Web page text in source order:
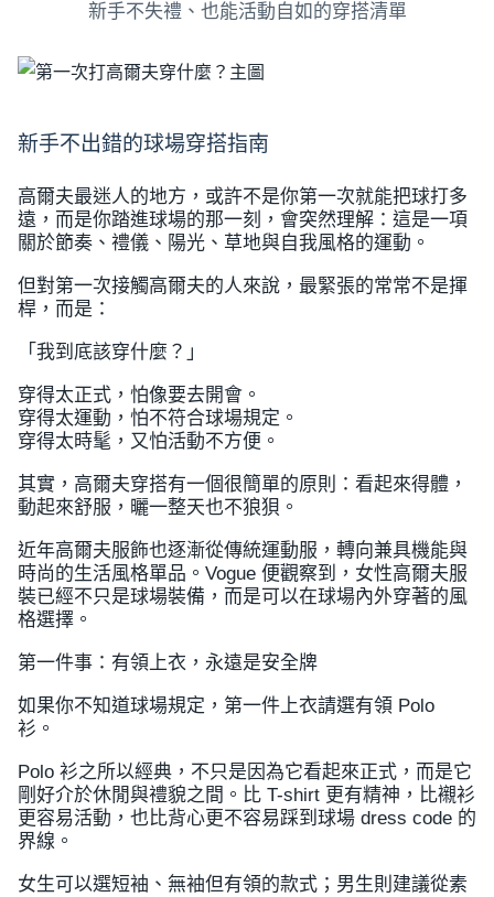
新手不失禮、也能活動自如的穿搭清單
新手不出錯的球場穿搭指南
高爾夫最迷人的地方，或許不是你第一次就能把球打多
遠，而是你踏進球場的那一刻，會突然理解：這是一項
關於節奏、禮儀、陽光、草地與自我風格的運動。
但對第一次接觸高爾夫的人來說，最緊張的常常不是揮
桿，而是：
「我到底該穿什麼？」
穿得太正式，怕像要去開會。
穿得太運動，怕不符合球場規定。
穿得太時髦，又怕活動不方便。
其實，高爾夫穿搭有一個很簡單的原則：看起來得體，
動起來舒服，曬一整天也不狼狽。
近年高爾夫服飾也逐漸從傳統運動服，轉向兼具機能與
時尚的生活風格單品。Vogue 便觀察到，女性高爾夫服
裝已經不只是球場裝備，而是可以在球場內外穿著的風
格選擇。
第一件事：有領上衣，永遠是安全牌
如果你不知道球場規定，第一件上衣請選有領 Polo
衫。
Polo 衫之所以經典，不只是因為它看起來正式，而是它
剛好介於休閒與禮貌之間。比 T-shirt 更有精神，比襯衫
更容易活動，也比背心更不容易踩到球場 dress code 的
界線。
女生可以選短袖、無袖但有領的款式；男生則建議從素